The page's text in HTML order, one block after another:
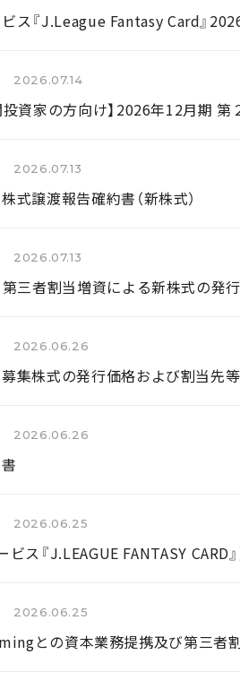
ス『J.League Fantasy Card』
2026.07.14
投資家の方向け】2026年12月期
2026.07.13
式譲渡報告確約書（新株式）
2026.07.13
第三者割当増資による新株式の
2026.06.26
集株式の発行価格および割当先
2026.06.26
2026.06.25
ビス『J.LEAGUE FANTASY
2026.06.25
との資本業務提携及び第三者